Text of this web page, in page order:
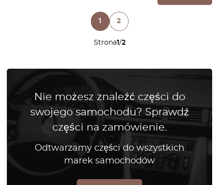
Strona1/2
1 2
Nie możesz znaleźć części do
swojego samochodu? Sprawdź
części na zamówienie.
Odtwarzamy części do wszystkich
marek samochodów